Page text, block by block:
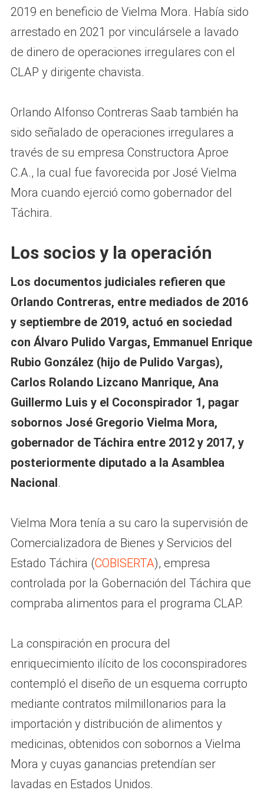
2019 en beneficio de Vielma Mora. Había sido
arrestado en 2021 por vinculársele a lavado
de dinero de operaciones irregulares con el
CLAP y dirigente chavista.
Orlando Alfonso Contreras Saab también ha
sido señalado de operaciones irregulares a
través de su empresa Constructora Aproe
C.A., la cual fue favorecida por José Vielma
Mora cuando ejerció como gobernador del
Táchira.
Los socios y la operación
Los documentos judiciales refieren que
Orlando Contreras, entre mediados de 2016
y septiembre de 2019, actuó en sociedad
con Álvaro Pulido Vargas, Emmanuel Enrique
Rubio González (hijo de Pulido Vargas),
Carlos Rolando Lizcano Manrique, Ana
Guillermo Luis y el Coconspirador 1, pagar
sobornos José Gregorio Vielma Mora,
gobernador de Táchira entre 2012 y 2017, y
posteriormente diputado a la Asamblea
Nacional.
Vielma Mora tenía a su caro la supervisión de
Comercializadora de Bienes y Servicios del
Estado Táchira (COBISERTA), empresa
controlada por la Gobernación del Táchira que
compraba alimentos para el programa CLAP.
La conspiración en procura del
enriquecimiento ilícito de los coconspiradores
contempló el diseño de un esquema corrupto
mediante contratos milmillonarios para la
importación y distribución de alimentos y
medicinas, obtenidos con sobornos a Vielma
Mora y cuyas ganancias pretendían ser
lavadas en Estados Unidos.